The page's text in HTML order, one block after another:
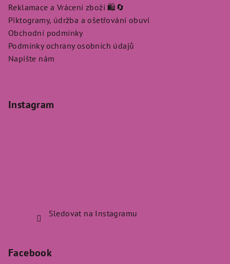
Reklamace a Vrácení zboží 🛍️🔄
Piktogramy, údržba a ošetřování obuvi
Obchodní podmínky
Podmínky ochrany osobních údajů
Napište nám
Instagram
Sledovat na Instagramu
Facebook